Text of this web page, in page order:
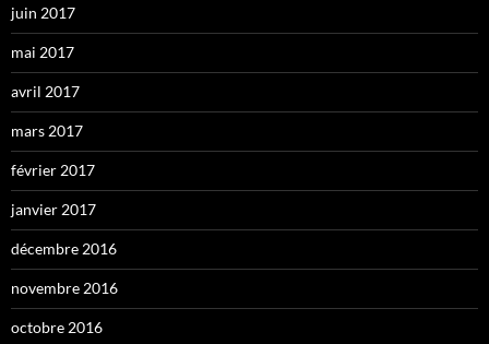
juin 2017
mai 2017
avril 2017
mars 2017
février 2017
janvier 2017
décembre 2016
novembre 2016
octobre 2016